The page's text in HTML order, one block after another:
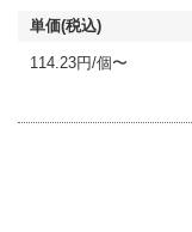
114.23円/個〜